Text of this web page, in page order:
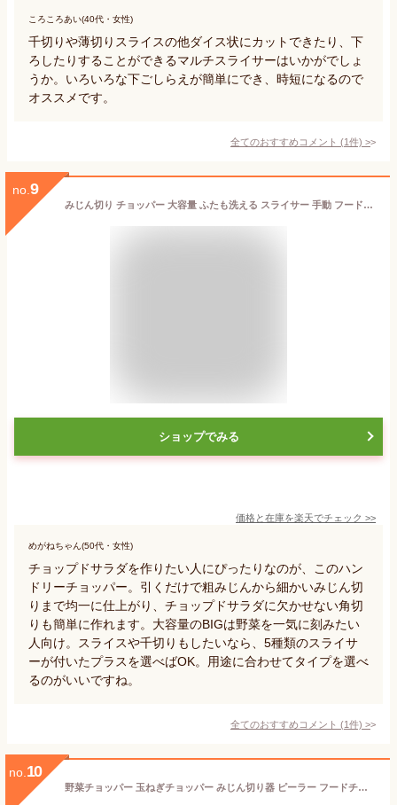
ころころあい(40代・女性)
千切りや薄切りスライスの他ダイス状にカットできたり、下
ろしたりすることができるマルチスライサーはいかがでしょ
うか。いろいろな下ごしらえが簡単にでき、時短になるので
オススメです。
全てのおすすめコメント (1件) >
no. 9
みじん切り チョッパー 大容量 ふたも洗える スライサー 手動 フードプロセッサー みじん切り器 フードチョッパー みじん切りカッター フードカッター 引くだけ 簡単 時短 タイパ
ショップでみる
価格と在庫を楽天でチェック >>
めがねちゃん(50代・女性)
チョップドサラダを作りたい人にぴったりなのが、このハン
ドリーチョッパー。引くだけで粗みじんから細かいみじん切
りまで均一に仕上がり、チョップドサラダに欠かせない角切
りも簡単に作れます。大容量のBIGは野菜を一気に刻みたい
人向け。スライスや千切りもしたいなら、5種類のスライサ
ーが付いたプラスを選べばOK。用途に合わせてタイプを選べ
るのがいいですね。
全てのおすすめコメント (1件) >
no. 10
野菜チョッパー 玉ねぎチョッパー みじん切り器 ピーラー フードチョッパー サラダチョッパー 野菜カッター 野菜スパイラライザー 野菜スライサー ズードルメーカー レモン絞り器 卵セパレーター 卵スライサーサラダチョッパー野菜チョッパーサラダ チョッパー